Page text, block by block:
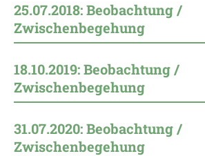
25.07.2018: Beobachtung /
Zwischenbegehung
18.10.2019: Beobachtung /
Zwischenbegehung
31.07.2020: Beobachtung /
Zwischenbegehung